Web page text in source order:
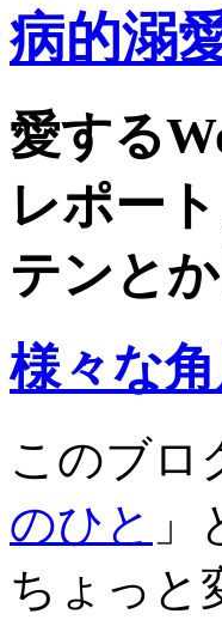
病的溺
愛する
レポー
テンと
様々な
このブロ
のひと 」
ちょっと